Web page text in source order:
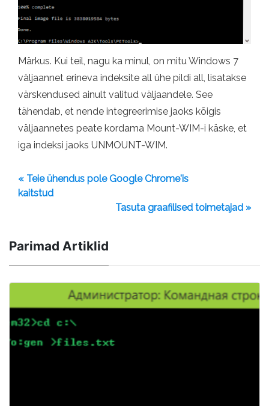
Märkus. Kui teil, nagu ka minul, on mitu Windows 7
väljaannet erineva indeksite all ühe pildi all, lisatakse
värskendused ainult valitud väljaandele. See
tähendab, et nende integreerimise jaoks kõigis
väljaannetes peate kordama Mount-WIM-i käske, et
iga indeksi jaoks UNMOUNT-WIM.
« Teie ühendus pole Google Chrome'is
kaitstud
Tasuta graafilised toimetajad »
Parimad Artiklid